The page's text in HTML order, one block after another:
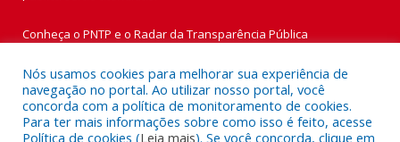
Conheça o PNTP e o Radar da Transparência Pública
Todos os direitos reservados a Prefeitura Municipal de Vigia de
Nós usamos cookies para melhorar sua experiência de
navegação no portal. Ao utilizar nosso portal, você
concorda com a política de monitoramento de cookies.
Para ter mais informações sobre como isso é feito, acesse
Política de cookies (Leia mais). Se você concorda, clique em